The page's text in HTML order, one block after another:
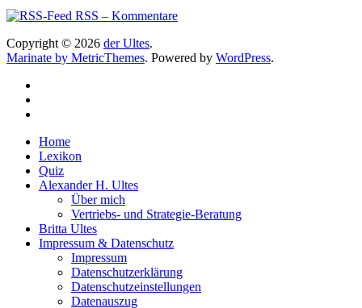
RSS – Kommentare
Copyright © 2026 der Ultes.
Marinate by MetricThemes. Powered by WordPress.
Home
Lexikon
Quiz
Alexander H. Ultes
Über mich
Vertriebs- und Strategie-Beratung
Britta Ultes
Impressum & Datenschutz
Impressum
Datenschutzerklärung
Datenschutzeinstellungen
Datenauszug